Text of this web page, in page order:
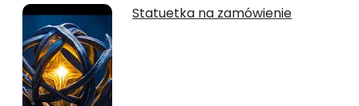
Statuetka na zamówienie